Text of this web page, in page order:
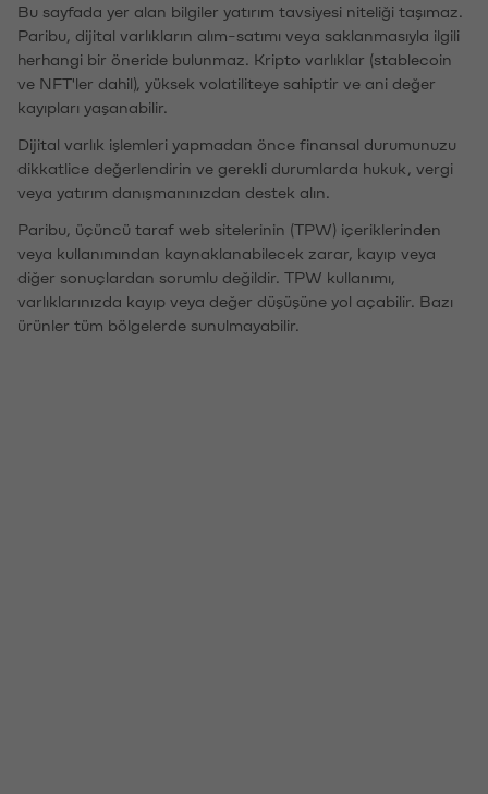
Bu sayfada yer alan bilgiler yatırım tavsiyesi niteliği taşımaz.
Paribu, dijital varlıkların alım-satımı veya saklanmasıyla ilgili
herhangi bir öneride bulunmaz. Kripto varlıklar (stablecoin
ve NFT'ler dahil), yüksek volatiliteye sahiptir ve ani değer
kayıpları yaşanabilir.
Dijital varlık işlemleri yapmadan önce finansal durumunuzu
dikkatlice değerlendirin ve gerekli durumlarda hukuk, vergi
veya yatırım danışmanınızdan destek alın.
Paribu, üçüncü taraf web sitelerinin (TPW) içeriklerinden
veya kullanımından kaynaklanabilecek zarar, kayıp veya
diğer sonuçlardan sorumlu değildir. TPW kullanımı,
varlıklarınızda kayıp veya değer düşüşüne yol açabilir. Bazı
ürünler tüm bölgelerde sunulmayabilir.